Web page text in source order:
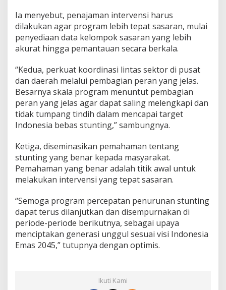
Ia menyebut, penajaman intervensi harus
dilakukan agar program lebih tepat sasaran, mulai
penyediaan data kelompok sasaran yang lebih
akurat hingga pemantauan secara berkala.
“Kedua, perkuat koordinasi lintas sektor di pusat
dan daerah melalui pembagian peran yang jelas.
Besarnya skala program menuntut pembagian
peran yang jelas agar dapat saling melengkapi dan
tidak tumpang tindih dalam mencapai target
Indonesia bebas stunting,” sambungnya.
Ketiga, diseminasikan pemahaman tentang
stunting yang benar kepada masyarakat.
Pemahaman yang benar adalah titik awal untuk
melakukan intervensi yang tepat sasaran.
“Semoga program percepatan penurunan stunting
dapat terus dilanjutkan dan disempurnakan di
periode-periode berikutnya, sebagai upaya
menciptakan generasi unggul sesuai visi Indonesia
Emas 2045,” tutupnya dengan optimis.
Ikuti Kami